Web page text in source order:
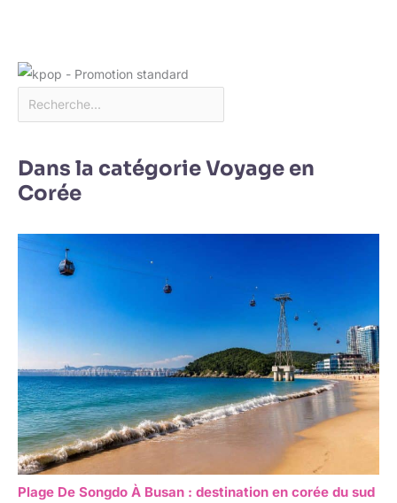
Dans la catégorie Voyage en
Corée
Plage De Songdo À Busan : destination en corée du sud